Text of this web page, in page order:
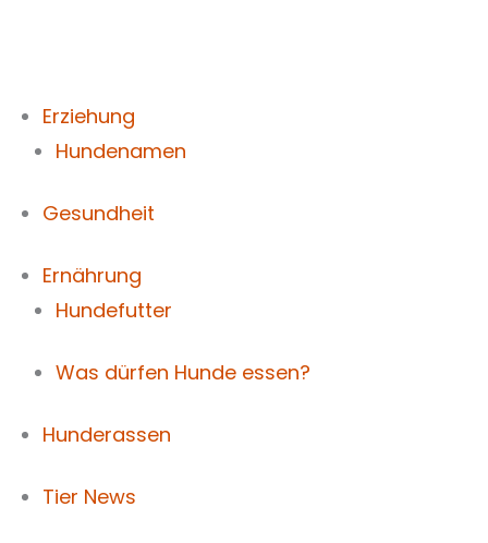
Erziehung
Hundenamen
Gesundheit
Ernährung
Hundefutter
Was dürfen Hunde essen?
Hunderassen
Tier News